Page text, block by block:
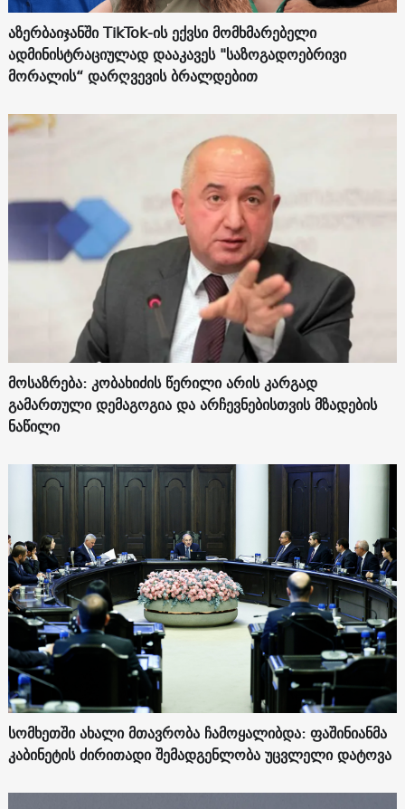
აზერბაიჯანში TikTok-ის ექვსი მომხმარებელი
ადმინისტრაციულად დააკავეს "საზოგადოებრივი
მორალის“ დარღვევის ბრალდებით
მოსაზრება: კობახიძის წერილი არის კარგად
გამართული დემაგოგია და არჩევნებისთვის მზადების
ნაწილი
სომხეთში ახალი მთავრობა ჩამოყალიბდა: ფაშინიანმა
კაბინეტის ძირითადი შემადგენლობა უცვლელი დატოვა